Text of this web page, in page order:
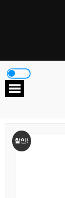
할인!